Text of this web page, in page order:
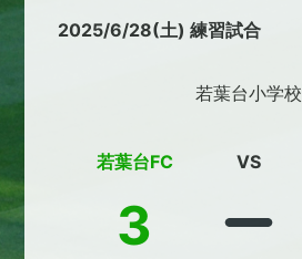
2025/6/28(土) 練習試合
若葉台小学校
若葉台FC
3
VS